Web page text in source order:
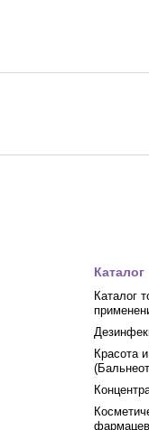
Каталог
Каталог
Красота